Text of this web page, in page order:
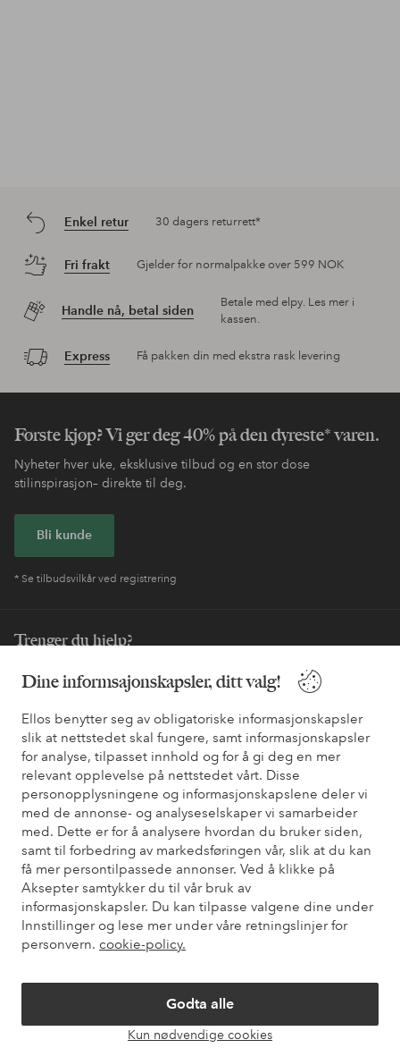
Dine informsajonskapsler, ditt valg!
Ellos benytter seg av obligatoriske informasjonskapsler
slik at nettstedet skal fungere, samt informasjonskapsler
for analyse, tilpasset innhold og for å gi deg en mer
relevant opplevelse på nettstedet vårt. Disse
personopplysningene og informasjonskapslene deler vi
med de annonse- og analyseselskaper vi samarbeider
med. Dette er for å analysere hvordan du bruker siden,
samt til forbedring av markedsføringen vår, slik at du kan
få mer persontilpassede annonser. Ved å klikke på
Aksepter samtykker du til vår bruk av
informasjonskapsler. Du kan tilpasse valgene dine under
Innstillinger og lese mer under våre retningslinjer for
personvern. cookie-policy.
Godta alle
Kun nødvendige cookies
Enkel retur 30 dagers returrett*
Fri frakt Gjelder for normalpakke over 599 NOK
Handle nå, betal siden
Betale med elpy. Les mer i
kassen.
Express Få pakken din med ekstra rask levering
Første kjøp? Vi ger deg 40% på den dyreste* varen.
Nyheter hver uke, eksklusive tilbud og en stor dose
stilinspirasjon– direkte til deg.
Bli kunde
* Se tilbudsvilkår ved registrering
Trenger du hjelp?
Du finner svar på de vanligste spørsmålene i vår FAQ. Du finner
også informasjon om hvordan du kan kontakte oss.
Kundeservice Bestilling Betalingsmåte
Mine sider
Om Ellos
Våre tjenester